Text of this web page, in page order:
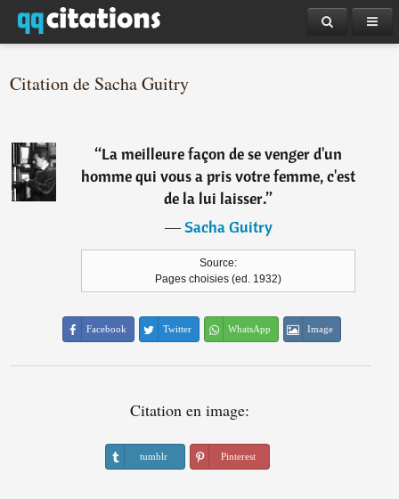
Citation de Sacha Guitry
“La meilleure façon de se venger d'un
homme qui vous a pris votre femme, c'est
de la lui laisser.”
―Sacha Guitry
Source:
Pages choisies (ed. 1932)
Facebook Twitter WhatsApp Image
Citation en image:
tumblr Pinterest